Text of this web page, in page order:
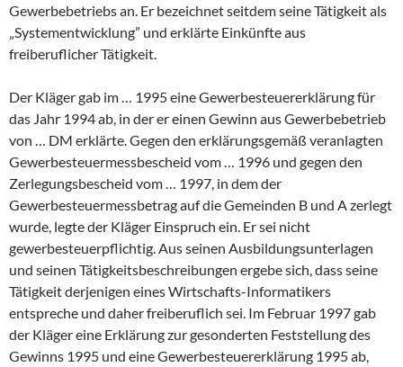
Gewerbebetriebs an. Er bezeichnet seitdem seine Tätigkeit als
„Systementwicklung” und erklärte Einkünfte aus
freiberuflicher Tätigkeit.
Der Kläger gab im … 1995 eine Gewerbesteuererklärung für
das Jahr 1994 ab, in der er einen Gewinn aus Gewerbebetrieb
von … DM erklärte. Gegen den erklärungsgemäß veranlagten
Gewerbesteuermessbescheid vom … 1996 und gegen den
Zerlegungsbescheid vom … 1997, in dem der
Gewerbesteuermessbetrag auf die Gemeinden B und A zerlegt
wurde, legte der Kläger Einspruch ein. Er sei nicht
gewerbesteuerpflichtig. Aus seinen Ausbildungsunterlagen
und seinen Tätigkeitsbeschreibungen ergebe sich, dass seine
Tätigkeit derjenigen eines Wirtschafts-Informatikers
entspreche und daher freiberuflich sei. Im Februar 1997 gab
der Kläger eine Erklärung zur gesonderten Feststellung des
Gewinns 1995 und eine Gewerbesteuererklärung 1995 ab,